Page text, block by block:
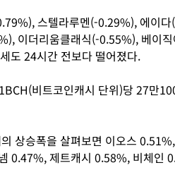
스텔라루멘(-0.29%), 에이
이더리움클래식(-0.55%), 베이
도 24시간 전보다 떨어졌다.
비트코인캐시 단위)당 27만
상승폭을 살펴보면 이오스
0.47%, 제트캐시 0.58%, 비체인